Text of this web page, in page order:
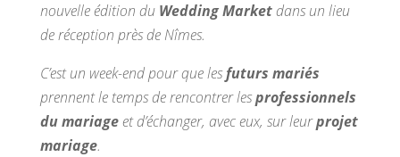
nouvelle édition du Wedding Marketdans un lieu
de réception près de Nîmes.
C’est un week-end pour que lesfuturs mariés
prennent le temps de rencontrer lesprofessionnels
du mariageet d’échanger, avec eux, sur leurprojet
mariage.